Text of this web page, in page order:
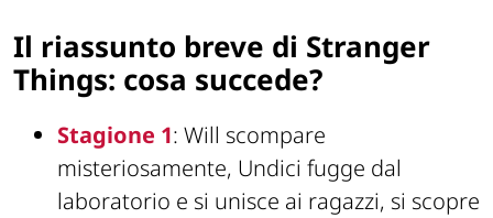
Il riassunto breve di Stranger
Things: cosa succede?
Stagione 1: Will scompare
misteriosamente, Undici fugge dal
laboratorio e si unisce ai ragazzi, si scopre